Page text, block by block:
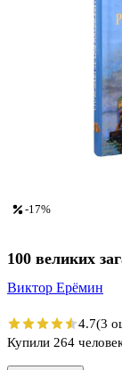
-17%
100 великих
Виктор Ерёмин
4.7(3
Купили 264